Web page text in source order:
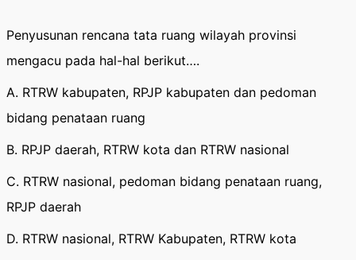
Penyusunan rencana tata ruang wilayah provinsi
mengacu pada hal-hal berikut….
A. RTRW kabupaten, RPJP kabupaten dan pedoman
bidang penataan ruang
B. RPJP daerah, RTRW kota dan RTRW nasional
C. RTRW nasional, pedoman bidang penataan ruang,
RPJP daerah
D. RTRW nasional, RTRW Kabupaten, RTRW kota